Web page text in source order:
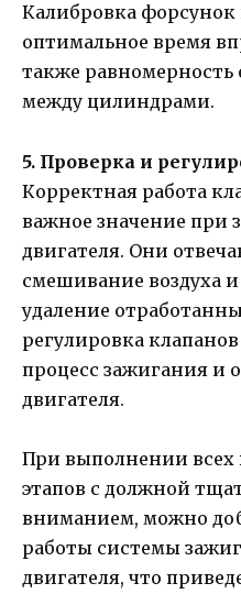
Калибровка форсунок
оптимальное время
также равномерность
между цилиндрами.
5. Проверка и
Корректная работа
важное значение при
двигателя. Они
смешивание воздуха
удаление
регулировка
процесс зажигания и
двигателя.
При выполнении
этапов с должной
вниманием, можно
работы системы
двигателя, что